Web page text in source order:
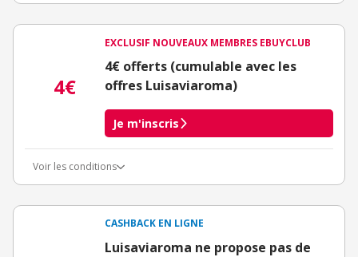
4€
EXCLUSIF NOUVEAUX MEMBRES EBUYCLUB
4€ offerts (cumulable avec les
offres Luisaviaroma)
Je m'inscris
Voir les conditions
3€ de bienvenue crédités immédiatement + 1€ supplémentaire
Offre réservée à une toute première inscription chez eBuyClub.
CASHBACK EN LIGNE
Luisaviaroma ne propose pas de